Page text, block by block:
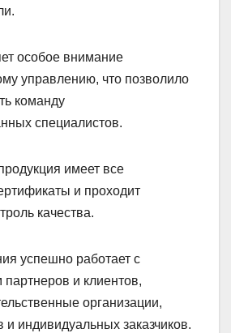
особое внимание
управлению, что позволило
команду
специалистов.
имеет все
и проходит
качества.
успешно работает с
и клиентов,
организации,
и индивидуальных заказчиков.